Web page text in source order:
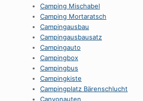
Camping Mischabel
Camping Mortaratsch
Campingausbau
Campingausbausatz
Campingauto
Campingbox
Campingbus
Campingkiste
Campingplatz Bärenschlucht
Canyonauten